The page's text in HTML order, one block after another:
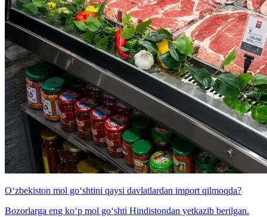
O‘zbekiston mol go‘shtini qaysi davlatlardan import qilmoqda?
Bozorlarga eng ko‘p mol go‘shti Hindistondan yetkazib berilgan.